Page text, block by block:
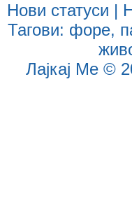
Нови статуси |
Тагови: форе,
Лајкај Ме ©